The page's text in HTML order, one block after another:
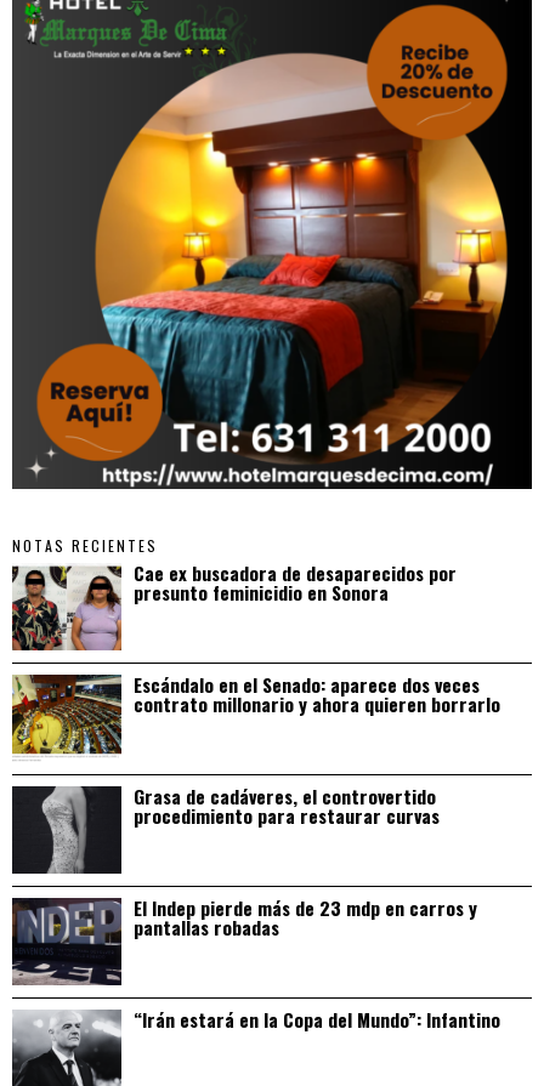
NOTAS RECIENTES
Cae ex buscadora de desaparecidos por
presunto feminicidio en Sonora
Escándalo en el Senado: aparece dos veces
contrato millonario y ahora quieren borrarlo
Grasa de cadáveres, el controvertido
procedimiento para restaurar curvas
El Indep pierde más de 23 mdp en carros y
pantallas robadas
“Irán estará en la Copa del Mundo”: Infantino